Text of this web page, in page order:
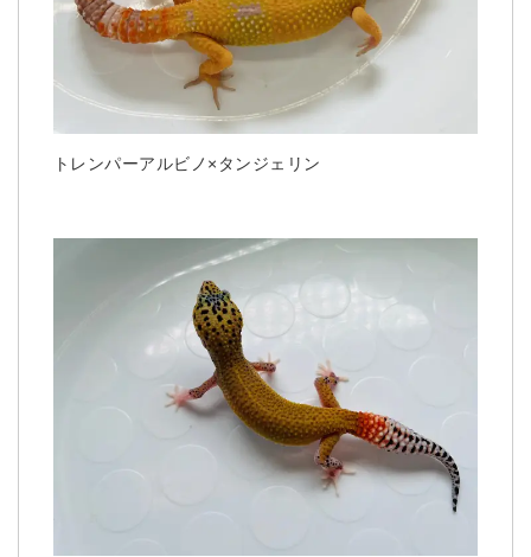
トレンパーアルビノ×タンジェリン